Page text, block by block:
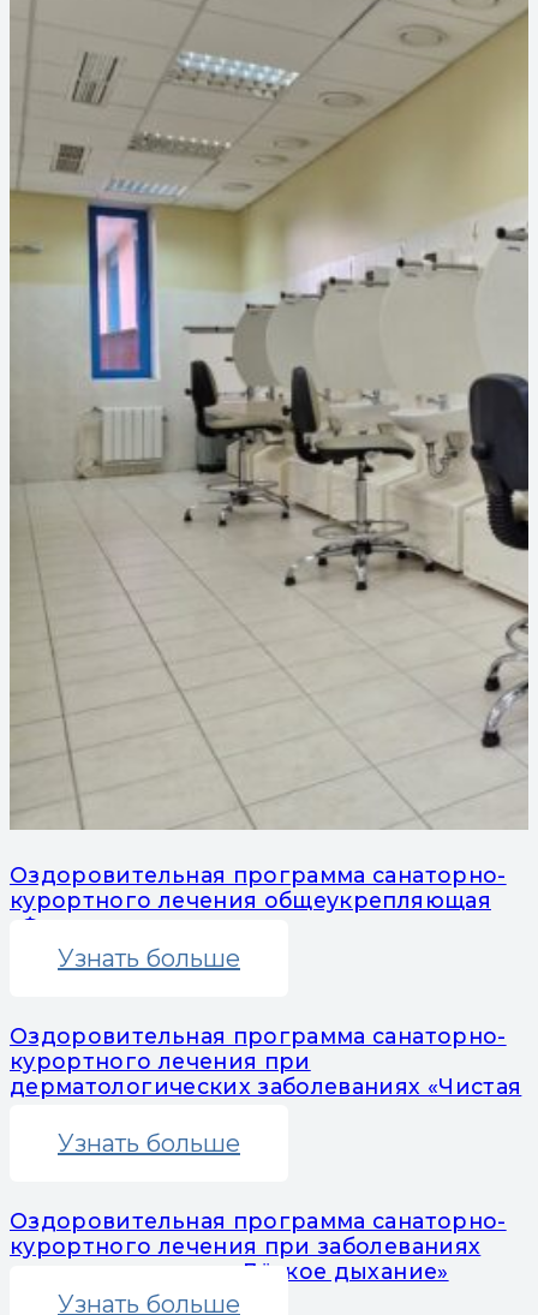
Оздоровительная программа санаторно-
курортного лечения общеукрепляющая
«Феникс»
Узнать больше
Оздоровительная программа санаторно-
курортного лечения при
дерматологических заболеваниях «Чистая
Узнать больше
Оздоровительная программа санаторно-
курортного лечения при заболеваниях
органов дыхания: «Лёгкое дыхание»
Узнать больше